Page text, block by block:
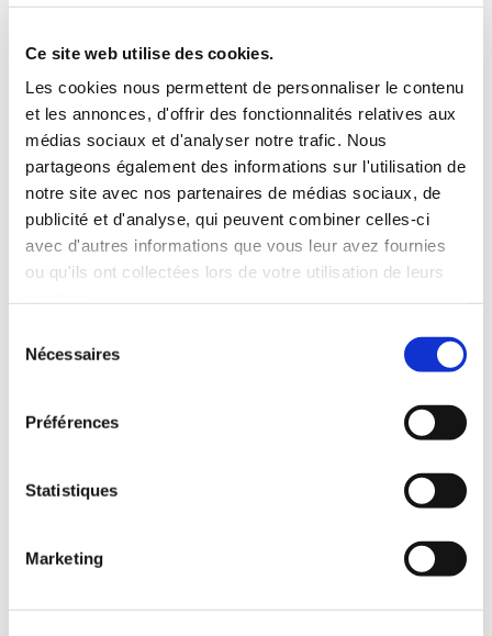
Ce site web utilise des cookies.
Les cookies nous permettent de personnaliser le contenu
et les annonces, d'offrir des fonctionnalités relatives aux
médias sociaux et d'analyser notre trafic. Nous
partageons également des informations sur l'utilisation de
notre site avec nos partenaires de médias sociaux, de
publicité et d'analyse, qui peuvent combiner celles-ci
avec d'autres informations que vous leur avez fournies
ou qu'ils ont collectées lors de votre utilisation de leurs
Nécessaires
Préférences
Statistiques
Marketing
INCLUS À LA LOCATION
Killométrage illimité
Assurance tous risques (hors franchise)
Carburant : plein à rendre plein
CONDITIONS DE LOCATION
Age minimum :20 ans
ASSURANCE
Franchise :1500 €